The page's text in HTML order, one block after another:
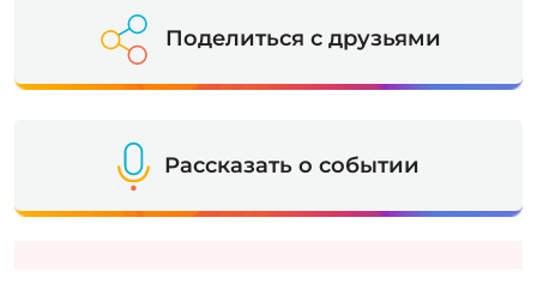
Поделиться с друзьями
Рассказать о событии